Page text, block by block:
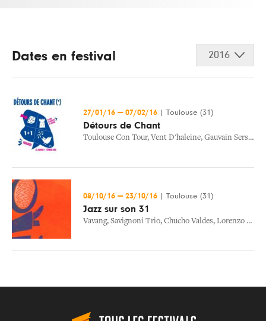
Dates en festival 2016
27/01/16 — 07/02/16 Toulouse (31)
Détours de Chant
Toulouse Con Tour, Vent D'haleine, Gauvain Sers,
08/10/16 — 23/10/16 Toulouse (31)
Jazz sur son 31
Vavang, Savignoni Trio, Chucho Valdes, Lorenzo Naccarato